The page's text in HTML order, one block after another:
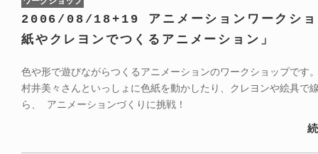
2006/08/18+19 アニメーションワークショ
紙やクレヨンでつくるアニメーション」
色や形で遊びながらつくるアニメーションのワークショップです
村井美々さんといっしょに色紙を動かしたり、クレヨンや絵具で
ら、 アニメーションづくりに挑戦！